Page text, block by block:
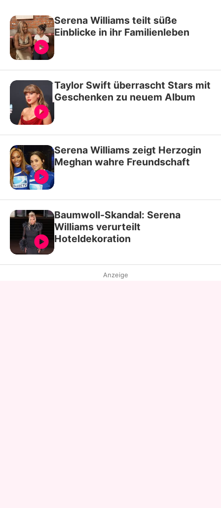
Serena Williams teilt süße
Einblicke in ihr Familienleben
Taylor Swift überrascht Stars mit
Geschenken zu neuem Album
Serena Williams zeigt Herzogin
Meghan wahre Freundschaft
Baumwoll-Skandal: Serena
Williams verurteilt
Hoteldekoration
Anzeige